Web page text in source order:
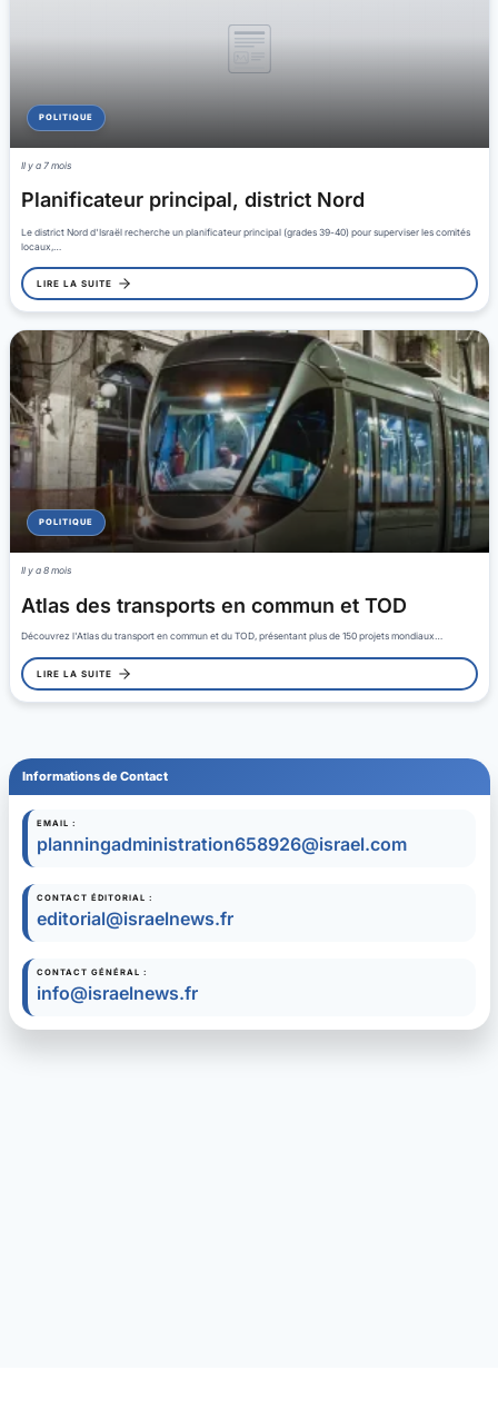
POLITIQUE
Il y a 7 mois
Planificateur principal, district Nord
Le district Nord d'Israël recherche un planificateur principal (grades 39-40) pour superviser les comités
locaux,…
LIRE LA SUITE
POLITIQUE
Il y a 8 mois
Atlas des transports en commun et TOD
Découvrez l'Atlas du transport en commun et du TOD, présentant plus de 150 projets mondiaux…
LIRE LA SUITE
Informations de Contact
EMAIL :
planningadministration658926@israel.com
CONTACT ÉDITORIAL :
editorial@israelnews.fr
CONTACT GÉNÉRAL :
info@israelnews.fr